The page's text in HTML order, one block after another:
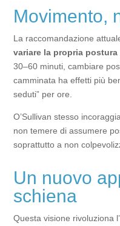
Movimento,
La raccomandazione
variare la propria postura
30–60 minuti, cambiare
camminata ha effetti più
seduti” per ore.
O’Sullivan stesso
non temere di assumere
soprattutto a non
Un nuovo
schiena
Questa visione rivoluziona